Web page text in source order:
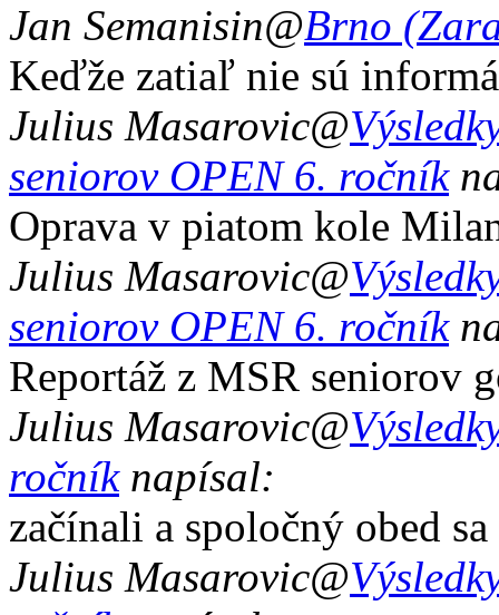
Jan Semanisin@Brno
Keďže zatiaľ nie sú
Julius Masarovic@
seniorov OPEN 6. ročník
Oprava v piatom kole
Julius Masarovic@
seniorov OPEN 6. ročník
Reportáž z MSR seniorov
Julius Masarovic@
ročníknapísal:
začínali a spoločný obed
Julius Masarovic@